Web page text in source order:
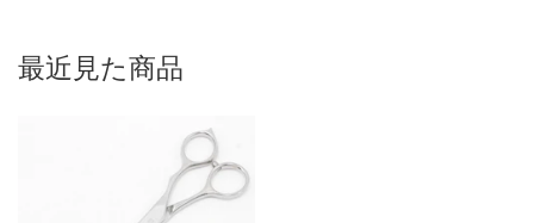
最近見た商品